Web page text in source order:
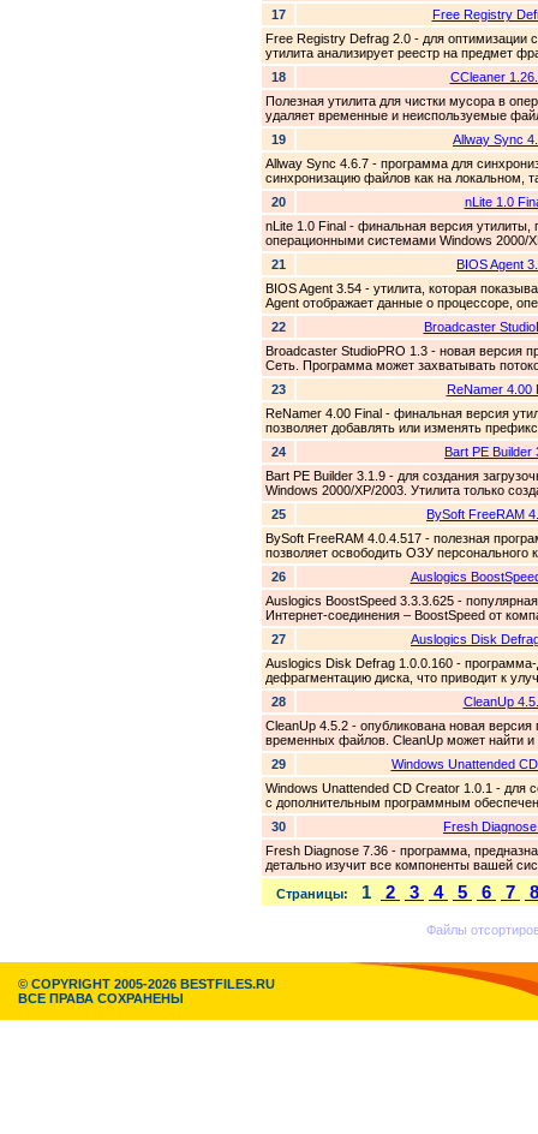
17
Free Registry
Free Registry Defrag 2.0 - для оптимизации
утилита анализирует реестр на предмет
18
CCleaner
Полезная утилита для чистки мусора в
удаляет временные и неиспользуемые
19
Allway Sync
Allway Sync 4.6.7 - программа для
синхронизацию файлов как на локальном,
20
nLite 1.0
nLite 1.0 Final - финальная версия утилиты,
операционными системами Windows 2000/
21
BIOS Agent
BIOS Agent 3.54 - утилита, которая
Agent отображает данные о процессоре,
22
Broadcaster
Broadcaster StudioPRO 1.3 - новая версия
Сеть. Программа может захватывать
23
ReNamer 4.00
ReNamer 4.00 Final - финальная версия
позволяет добавлять или изменять
24
Bart PE Builder
Bart PE Builder 3.1.9 - для создания
Windows 2000/XP/2003. Утилита только
25
BySoft FreeRAM
BySoft FreeRAM 4.0.4.517 - полезная
позволяет освободить ОЗУ
26
Auslogics
Auslogics BoostSpeed 3.3.3.625 -
Интернет-соединения – BoostSpeed от
27
Auslogics Disk
Auslogics Disk Defrag 1.0.0.160 -
дефрагментацию диска, что приводит к
28
CleanUp
CleanUp 4.5.2 - опубликована новая
временных файлов. CleanUp может найти
29
Windows Unattended
Windows Unattended CD Creator 1.0.1 - для
с дополнительным программным
30
Fresh
Fresh Diagnose 7.36 - программа,
детально изучит все компоненты вашей
Страницы:
1 2 3 4 5 6 7
Файлы
© COPYRIGHT 2005-2026 BESTFILES.RU
ВСЕ ПРАВА СОХРАНЕНЫ